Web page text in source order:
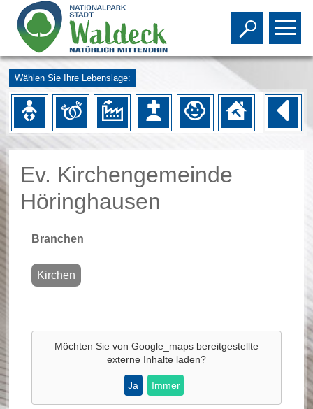
Toggle
Wählen Sie Ihre Lebenslage:
Ev. Kirchengemeinde
Höringhausen
Branchen
Kirchen
Möchten Sie von Google_mapsbereitgestellte
externe Inhalte laden?
Ja Immer